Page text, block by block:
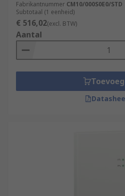
Fabrikantnummer CM10/000S0E0/STD
Subtotaal (1 eenheid)
€ 516,02(excl. BTW)
Aantal